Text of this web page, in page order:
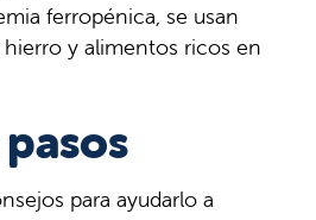
ferropénica, se usan
y alimentos ricos en
para ayudarlo a